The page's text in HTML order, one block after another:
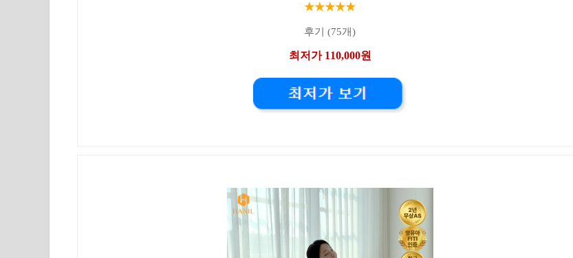
★★★★★
후기 (75개)
최저가 110,000원